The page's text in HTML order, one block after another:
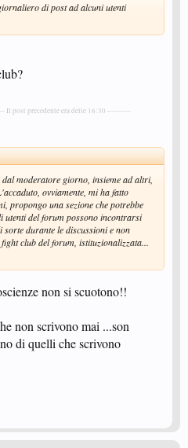
di post ad alcuni utenti
Il post precedente era delle 16:30 ----------
moderatore giorno, insieme ad altri,
ovviamente, mi ha fatto
propongo una sezione che potrebbe
del forum possono incontrarsi
durante le discussioni e non
club del forum, istituzionalizzata...
non si scuotono!!
non scrivono mai ...son
di quelli che scrivono